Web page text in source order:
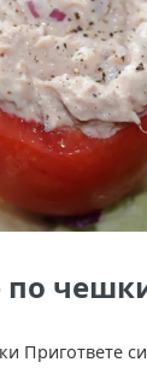
по
Пригответе